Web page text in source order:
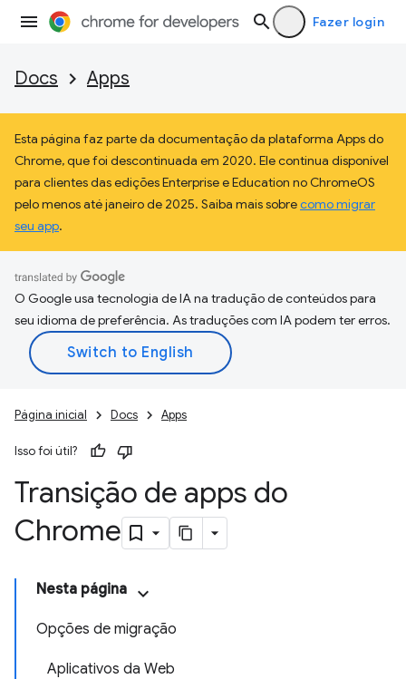
Fazer login
Docs Apps
Esta página faz parte da documentação da plataforma Apps do
Chrome, que foi descontinuada em 2020. Ele continua disponível
para clientes das edições Enterprise e Education no ChromeOS
pelo menos até janeiro de 2025. Saiba mais sobrecomo migrar
seu app.
O Google usa tecnologia de IA na tradução de conteúdos para
seu idioma de preferência. As traduções com IA podem ter erros.
Página inicial Docs Apps
Isso foi útil?
Transição de apps do
Chrome
Nesta página
Opções de migração
Aplicativos da Web